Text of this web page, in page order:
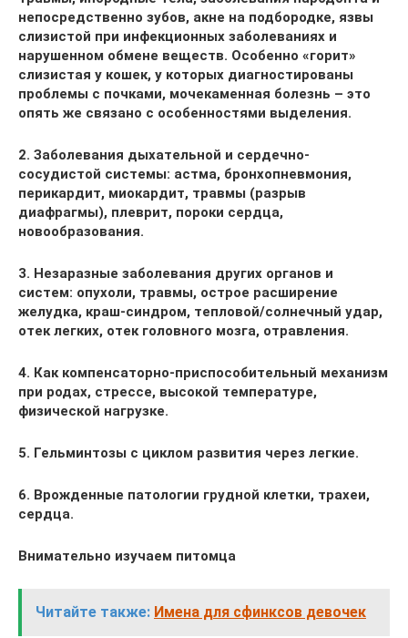
непосредственно зубов, акне на подбородке, язвы
слизистой при инфекционных заболеваниях и
нарушенном обмене веществ. Особенно «горит»
слизистая у кошек, у которых диагностированы
проблемы с почками, мочекаменная болезнь – это
опять же связано с особенностями выделения.
2. Заболевания дыхательной и сердечно-
сосудистой системы: астма, бронхопневмония,
перикардит, миокардит, травмы (разрыв
диафрагмы), плеврит, пороки сердца,
новообразования.
3. Незаразные заболевания других органов и
систем: опухоли, травмы, острое расширение
желудка, краш-синдром, тепловой/солнечный удар,
отек легких, отек головного мозга, отравления.
4. Как компенсаторно-приспособительный механизм
при родах, стрессе, высокой температуре,
физической нагрузке.
5. Гельминтозы с циклом развития через легкие.
6. Врожденные патологии грудной клетки, трахеи,
сердца.
Внимательно изучаем питомца
Читайте также: Имена для сфинксов девочек